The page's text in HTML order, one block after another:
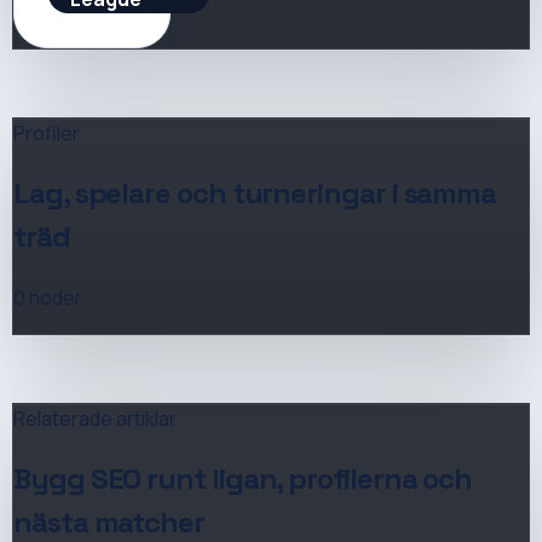
Profiler
Lag, spelare och turneringar i samma
träd
Relaterade artiklar
Bygg SEO runt ligan, profilerna och
nästa matcher